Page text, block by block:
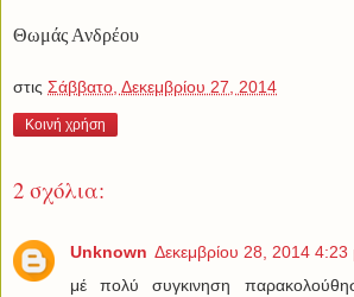
Θωμάς Ανδρέου
στις Σάββατο, Δεκεμβρίου 27, 2014
Κοινή χρήση
2 σχόλια:
Unknown Δεκεμβρίου 28, 2014 4:23
μέ πολύ συγκινηση